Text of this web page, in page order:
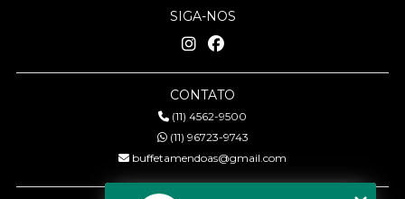
SIGA-NOS
CONTATO
(11) 4562-9500
(11) 96723-9743
buffetamendoas@gmail.com